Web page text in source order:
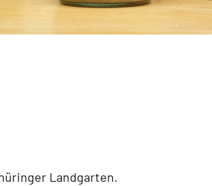
Landgarten.